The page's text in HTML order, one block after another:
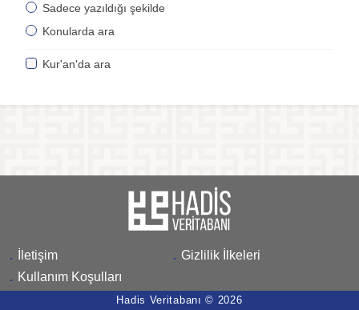
Sadece yazıldığı şekilde
Konularda ara
Kur'an'da ara
. İletişim . Gizlilik İlkeleri
. Kullanım Koşulları
Hadis Veritabanı © 2026